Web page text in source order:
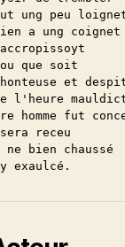
ung peu
a ung coignet
que soit
et
l'heure
homme fut
receu
bien chaussé